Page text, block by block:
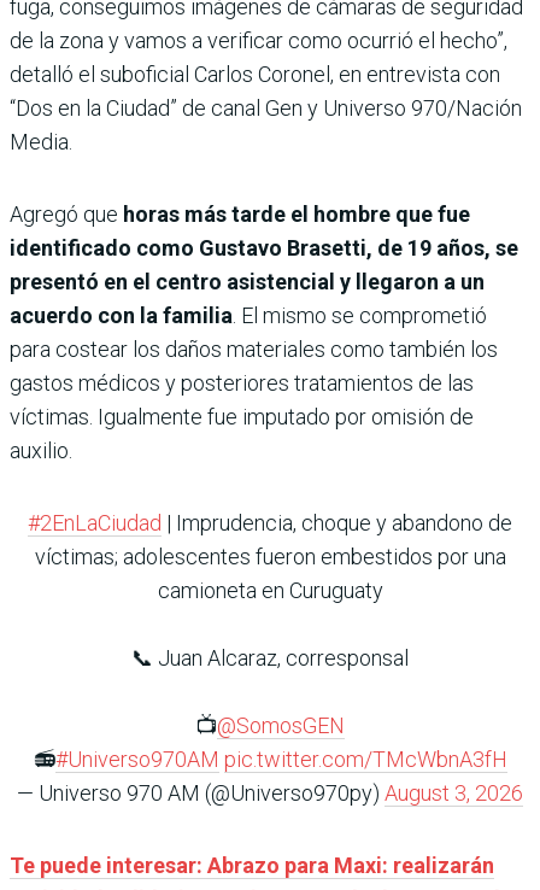
fuga, conseguimos imágenes de cámaras de seguridad
de la zona y vamos a verificar como ocurrió el hecho”,
detalló el suboficial Carlos Coronel, en entrevista con
“Dos en la Ciudad” de canal Gen y Universo 970/Nación
Media.
Agregó que horas más tarde el hombre que fue
identificado como Gustavo Brasetti, de 19 años, se
presentó en el centro asistencial y llegaron a un
acuerdo con la familia . El mismo se comprometió
para costear los daños materiales como también los
gastos médicos y posteriores tratamientos de las
víctimas. Igualmente fue imputado por omisión de
auxilio.
#2EnLaCiudad | Imprudencia, choque y abandono de
víctimas; adolescentes fueron embestidos por una
camioneta en Curuguaty
📞 Juan Alcaraz, corresponsal
📺@SomosGEN
📻#Universo970AM pic.twitter.com/TMcWbnA3fH
— Universo 970 AM (@Universo970py) August 3, 2026
Te puede interesar: Abrazo para Maxi: realizarán